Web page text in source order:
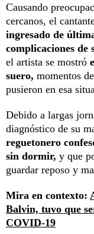
Causando
cercanos, el
ingresado de
complicaciones de
el artista se mostró
suero, momentos
pusieron en esa
Debido a largas
diagnóstico de su
reguetonero
sin dormir, y que
guardar reposo y
Mira en contexto:
Balvin, tuvo que
COVID-19